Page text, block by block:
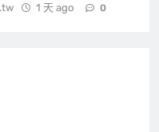
1 天 ago 0